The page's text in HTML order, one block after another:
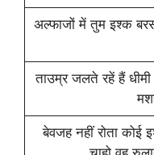
अल्फाजों में तुम इश्क
ताउम्र जलते रहें हैं
बेवजह नहीं रोता